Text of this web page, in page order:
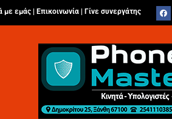
με εμάς | Επικοινωνία Γίνε συνεργάτης